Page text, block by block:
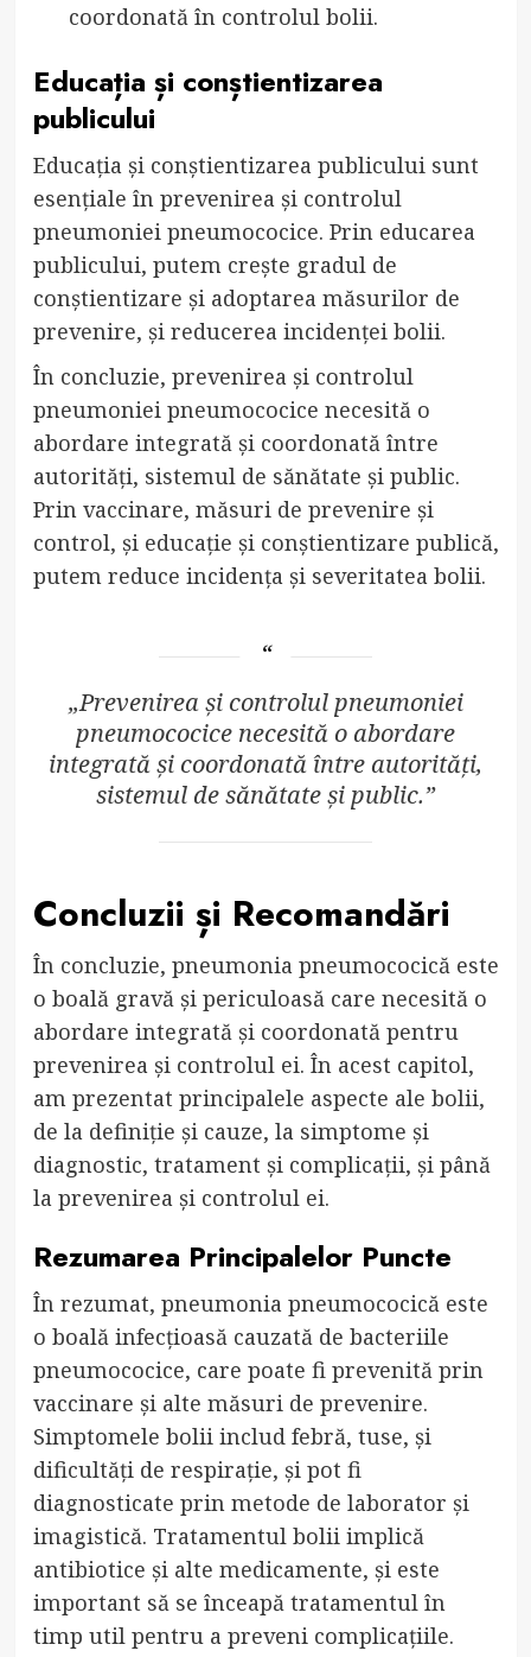
coordonată în controlul bolii.
Educația și conștientizarea
publicului
Educația și conștientizarea publicului sunt
esențiale în prevenirea și controlul
pneumoniei pneumococice. Prin educarea
publicului, putem crește gradul de
conștientizare și adoptarea măsurilor de
prevenire, și reducerea incidenței bolii.
În concluzie, prevenirea și controlul
pneumoniei pneumococice necesită o
abordare integrată și coordonată între
autorități, sistemul de sănătate și public.
Prin vaccinare, măsuri de prevenire și
control, și educație și conștientizare publică,
putem reduce incidența și severitatea bolii.
„Prevenirea și controlul pneumoniei
pneumococice necesită o abordare
integrată și coordonată între autorități,
sistemul de sănătate și public.”
Concluzii și Recomandări
În concluzie, pneumonia pneumococică este
o boală gravă și periculoasă care necesită o
abordare integrată și coordonată pentru
prevenirea și controlul ei. În acest capitol,
am prezentat principalele aspecte ale bolii,
de la definiție și cauze, la simptome și
diagnostic, tratament și complicații, și până
la prevenirea și controlul ei.
Rezumarea Principalelor Puncte
În rezumat, pneumonia pneumococică este
o boală infecțioasă cauzată de bacteriile
pneumococice, care poate fi prevenită prin
vaccinare și alte măsuri de prevenire.
Simptomele bolii includ febră, tuse, și
dificultăți de respirație, și pot fi
diagnosticate prin metode de laborator și
imagistică. Tratamentul bolii implică
antibiotice și alte medicamente, și este
important să se înceapă tratamentul în
timp util pentru a preveni complicațiile.